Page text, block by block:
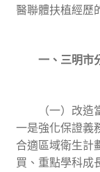
醫聯體扶植經歷
一、三明市分
（一）改造當
一是強化保證義
合適區域衛生計
買、重點學科成